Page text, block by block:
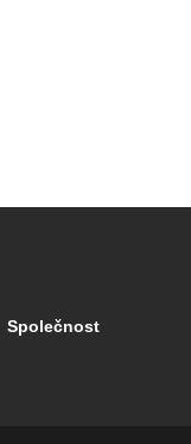
Společnost